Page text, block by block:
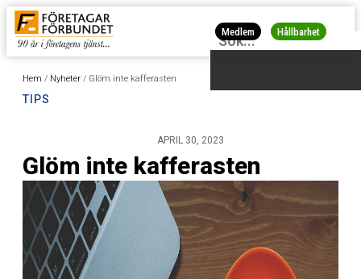
Medlem Hållbarhet
Hem / Nyheter / Glöm inte kafferasten
TIPS
APRIL 30, 2023
Glöm inte kafferasten